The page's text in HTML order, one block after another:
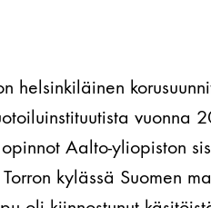
helsinkiläinen
vuonna
Aalto-yliopiston
kylässä Suomen